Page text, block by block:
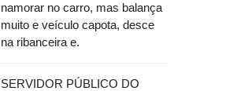
namorar no carro, mas balança
muito e veículo capota, desce
na ribanceira e.
SERVIDOR PÚBLICO DO